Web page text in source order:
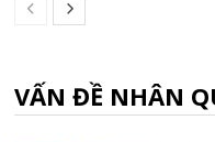
VẤN ĐỀ NHÂN